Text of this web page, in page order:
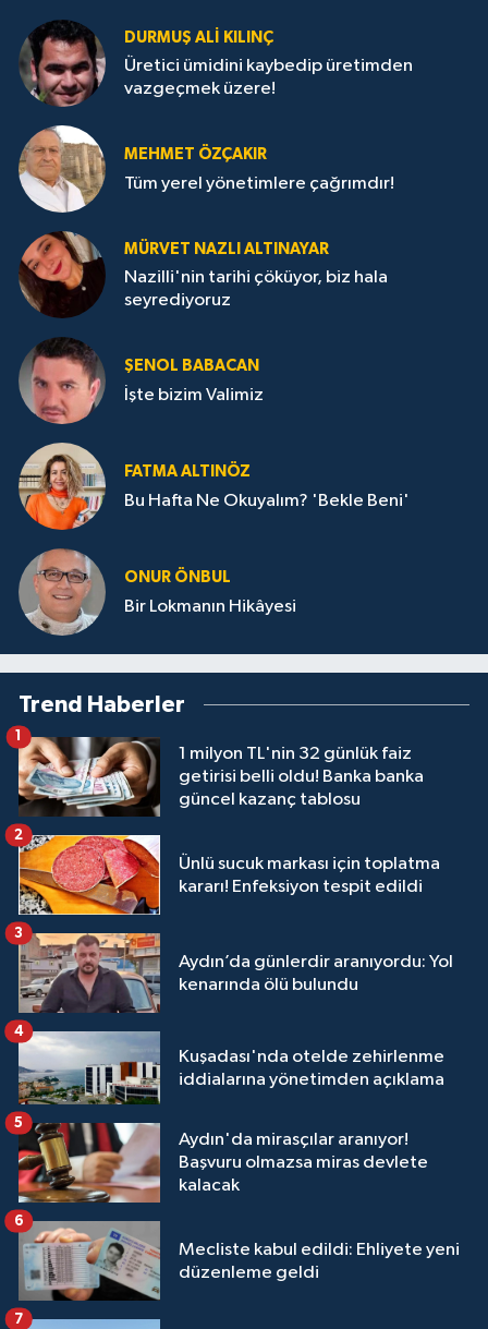
DURMUŞ ALI KILINÇ
Üretici ümidini kaybedip üretimden
vazgeçmek üzere!
MEHMET ÖZÇAKIR
Tüm yerel yönetimlere çağrımdır!
MÜRVET NAZLI ALTINAYAR
Nazilli'nin tarihi çöküyor, biz hala
seyrediyoruz
ŞENOL BABACAN
İşte bizim Valimiz
FATMA ALTINÖZ
Bu Hafta Ne Okuyalım? 'Bekle Beni'
ONUR ÖNBUL
Bir Lokmanın Hikâyesi
Trend Haberler
1 milyon TL'nin 32 günlük faiz
getirisi belli oldu! Banka banka
güncel kazanç tablosu
1
Ünlü sucuk markası için toplatma
kararı! Enfeksiyon tespit edildi
2
Aydın’da günlerdir aranıyordu: Yol
kenarında ölü bulundu
3
Kuşadası'nda otelde zehirlenme
iddialarına yönetimden açıklama
4
Aydın'da mirasçılar aranıyor!
Başvuru olmazsa miras devlete
kalacak
5
Mecliste kabul edildi: Ehliyete yeni
düzenleme geldi
6
7